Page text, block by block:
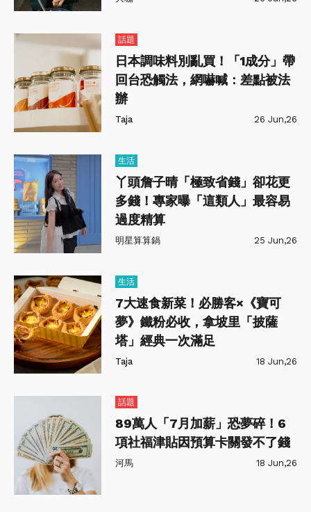
話題
日本調味料別亂買！「1成分」帶
回台恐觸法，網嚇喊：差點被法
辦
Taja 26 Jun,26
生活
丫頭詹子晴「極致省錢」卻花更
多錢！專家曝「這類人」最容易
過度精算
明星算算鍋 25 Jun,26
生活
7大速食新菜！必勝客×《寶可
夢》鐵粉必收，拿坡里「披薩
塔」經典一次滿足
Taja 18 Jun,26
話題
89萬人「7月加薪」恐夢碎！6
項社福津貼因預算卡關發不了錢
河馬 18 Jun,26